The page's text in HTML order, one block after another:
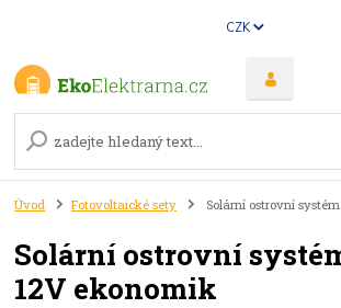
CZK
Úvod Fotovoltaické sety Solární ostrovní
Solární ostrovní
12V ekonomik